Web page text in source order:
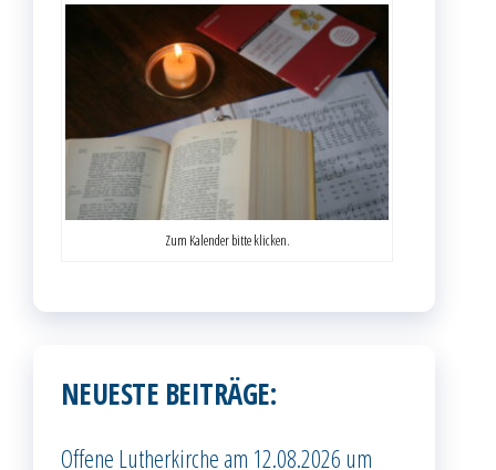
Zum Kalender bitte klicken.
NEUESTE BEITRÄGE:
Offene Lutherkirche am 12.08.2026 um